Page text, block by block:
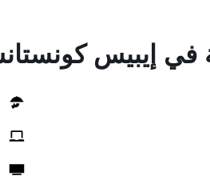
في إيبيس